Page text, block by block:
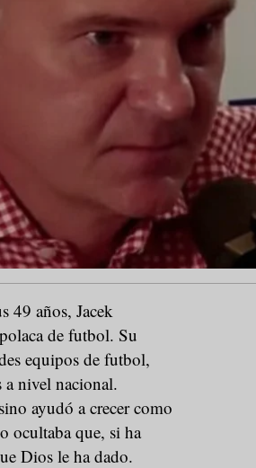
49 años, Jacek
de futbol. Su
equipos de futbol,
a nivel nacional.
ayudó a crecer como
ocultaba que, si ha
Dios le ha dado.